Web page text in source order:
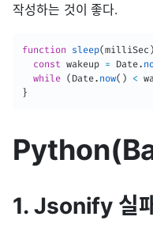
작성하는 것이 좋다.
function sleep(milliSec )
const wakeup = Date.
while ( Date. now( ) <
}
1. Jsonify 실